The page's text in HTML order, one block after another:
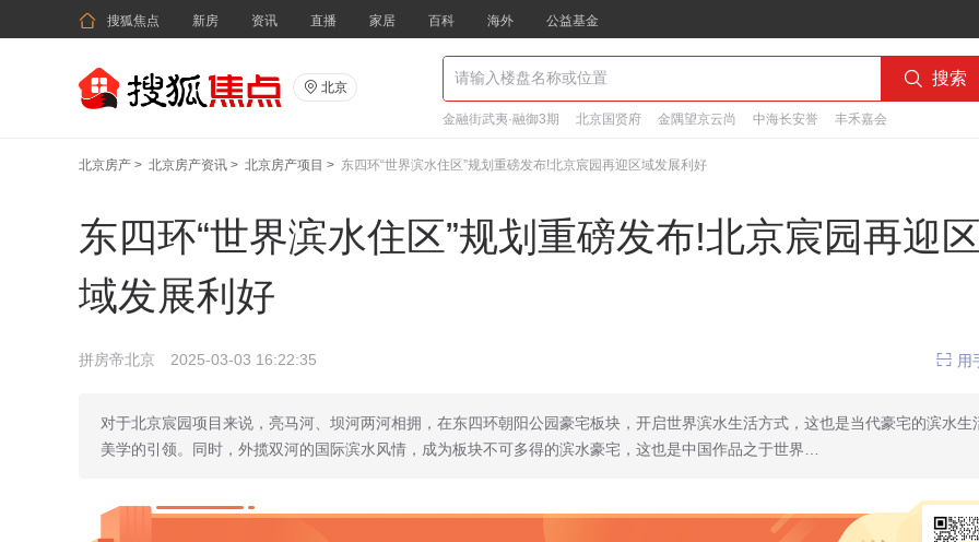
 搜狐焦点 新房 资讯 直播 家居 百科 海外 公益基金
 北京  搜索
金融街武夷·融御3期 北京国贤府 金隅望京云尚 中海长安誉 丰禾嘉会
北京房产 > 北京房产资讯 > 北京房产项目 > 东四环“世界滨水住区”规划重磅发布!北京宸园再迎区域发展利好
东四环“世界滨水住区”规划重磅发布!北京宸园再迎区
域发展利好
拼房帝北京 2025-03-03 16:22:35  用
对于北京宸园项目来说，亮马河、坝河两河相拥，在东四环朝阳公园豪宅板块，开启世界滨水生活方式，这也是当代豪宅的滨水生
美学的引领。同时，外揽双河的国际滨水风情，成为板块不可多得的滨水豪宅，这也是中国作品之于世界…